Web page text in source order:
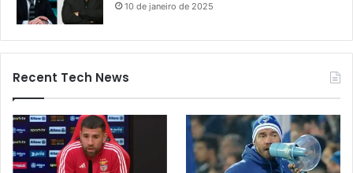
10 de janeiro de 2025
Recent Tech News